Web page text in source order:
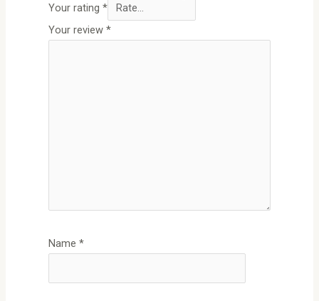
Your rating*
Your review*
Name*